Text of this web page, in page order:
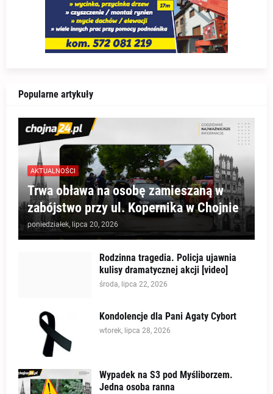
Popularne artykuły
AKTUALNOŚCI
Trwa obława na osobę zamieszaną w
zabójstwo przy ul. Kopernika w Chojnie
poniedziałek, lipca 20, 2026
Rodzinna tragedia. Policja ujawnia
kulisy dramatycznej akcji [video]
środa, lipca 22, 2026
Kondolencje dla Pani Agaty Cybort
wtorek, lipca 28, 2026
Wypadek na S3 pod Myśliborzem.
Jedna osoba ranna